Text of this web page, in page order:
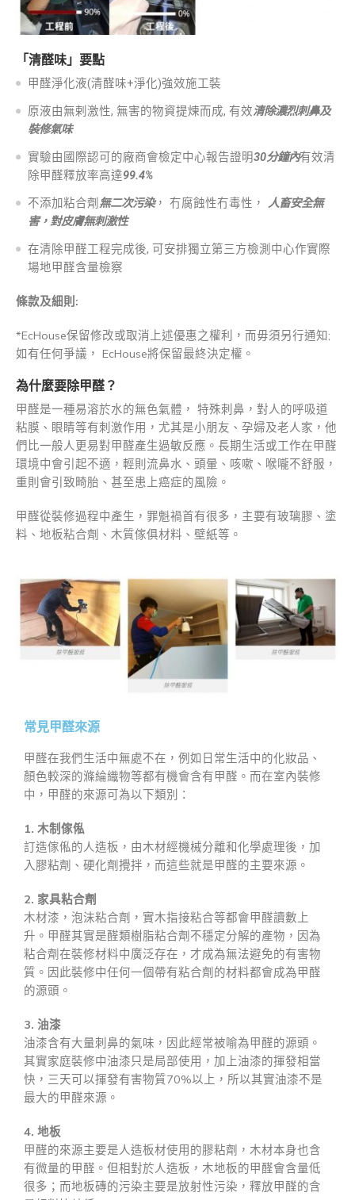
「清醛味」要點
甲醛淨化液(清醛味+淨化)強效施工裝
原液由無剌激性, 無害的物資提煉而成, 有效清除濃烈刺鼻及
裝修氣味
實驗由國際認可的廠商會檢定中心報告證明30分鐘內有效清
除甲醛釋放率高達99.4%
不添加粘合劑 無二次污染， 冇腐蝕性冇毒性， 人畜安全無
害，對皮膚無刺激性
在清除甲醛工程完成後, 可安排獨立第三方檢測中心作實際
場地甲醛含量檢察
條款及細則:
*EcHouse保留修改或取消上述優惠之權利，而毋須另行通知;
如有任何爭議， EcHouse將保留最終決定權。
為什麼要除甲醛？
甲醛是一種易溶於水的無色氣體， 特殊刺鼻，對人的呼吸道
粘膜、眼睛等有刺激作用，尤其是小朋友、孕婦及老人家，他
們比一般人更易對甲醛產生過敏反應。長期生活或工作在甲醛
環境中會引起不適，輕則流鼻水、頭暈、咳嗽、喉嚨不舒服，
重則會引致畸胎、甚至患上癌症的風險。
甲醛從裝修過程中產生，罪魁禍首有很多，主要有玻璃膠、塗
料、地板粘合劑、木質傢俱材料、壁紙等。
常見甲醛來源
甲醛在我們生活中無處不在，例如日常生活中的化妝品、
顏色較深的滌綸織物等都有機會含有甲醛。而在室內裝修
中，甲醛的來源可為以下類別：
1. 木制傢俬
訂造傢俬的人造板，由木材經機械分離和化學處理後，加
入膠粘劑、硬化劑攪拌，而這些就是甲醛的主要來源。
2. 家具粘合劑
木材漆，泡沫粘合劑，實木指接粘合等都會甲醛讀數上
升。甲醛其實是醛類樹脂粘合劑不穩定分解的產物，因為
粘合劑在裝修材料中廣泛存在，才成為無法避免的有害物
質。因此裝修中任何一個帶有粘合劑的材料都會成為甲醛
的源頭。
3. 油漆
油漆含有大量刺鼻的氣味，因此經常被喻為甲醛的源頭。
其實家庭裝修中油漆只是局部使用，加上油漆的揮發相當
快，三天可以揮發有害物質70%以上，所以其實油漆不是
最大的甲醛來源。
4. 地板
甲醛的來源主要是人造板材使用的膠粘劑，木材本身也含
有微量的甲醛。但相對於人造板，木地板的甲醛會含量低
很多；而地板磚的污染主要是放射性污染，釋放甲醛的含